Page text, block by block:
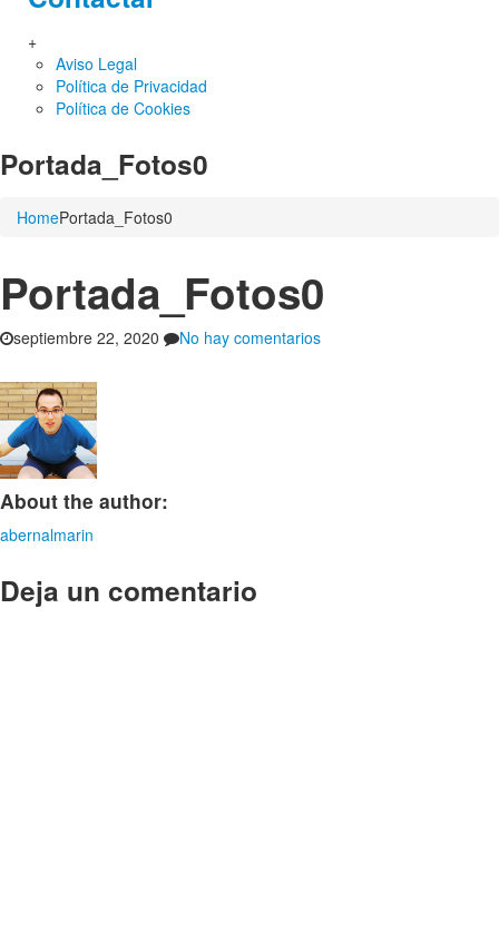
+
Aviso Legal
Política de Privacidad
Política de Cookies
Portada_Fotos0
HomePortada_Fotos0
Portada_Fotos0
septiembre 22, 2020 No hay comentariosen
About the author:
abernalmarin
Deja un comentario